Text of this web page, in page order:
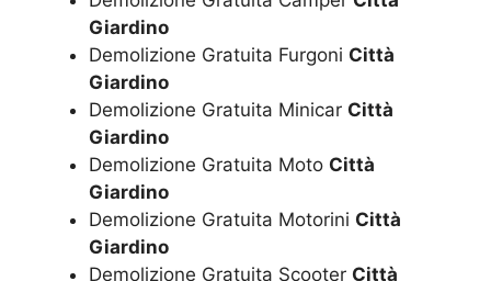
Giardino
Demolizione Gratuita Furgoni Città
Giardino
Demolizione Gratuita Minicar Città
Giardino
Demolizione Gratuita Moto Città
Giardino
Demolizione Gratuita Motorini Città
Giardino
Demolizione Gratuita Scooter Città